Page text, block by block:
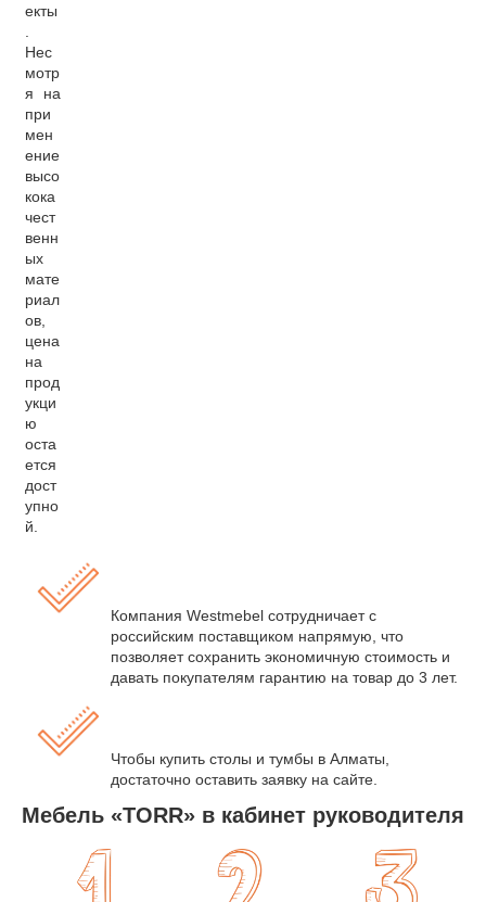
екты
Нес
мотр
я на
при
мен
ение
высо
кока
чест
венн
ых
мате
риал
ов,
цена
на
прод
укци
ю
оста
ется
дост
упно
й.
Компания Westmebel сотрудничает с
российским поставщиком напрямую, что
позволяет сохранить экономичную стоимость и
давать покупателям гарантию на товар до 3 лет.
Чтобы купить столы и тумбы в Алматы,
достаточно оставить заявку на сайте.
Мебель «TORR» в кабинет руководителя